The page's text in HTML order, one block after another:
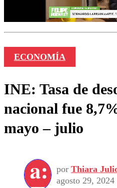
ECONOMÍA
INE: Tasa de
nacional fue
mayo – julio
por Thiara
agosto 29, 2024